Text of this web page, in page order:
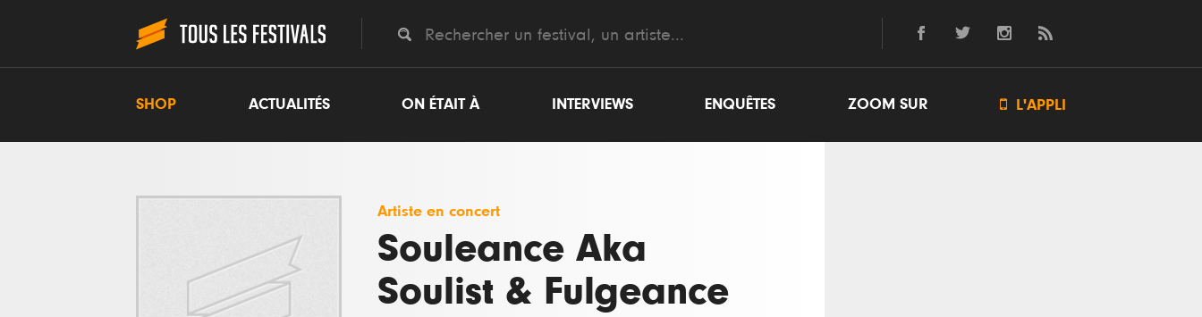
SHOP ACTUALITÉS ON ÉTAIT À INTERVIEWS ENQUÊTES ZOOM SUR  L'APPLI
Artiste en concert
Souleance Aka
Soulist & Fulgeance